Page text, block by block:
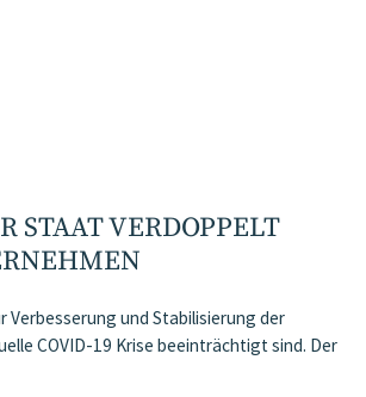
STAAT VERDOPPELT
und Stabilisierung der
COVID-19 Krise beeinträchtigt sind. Der